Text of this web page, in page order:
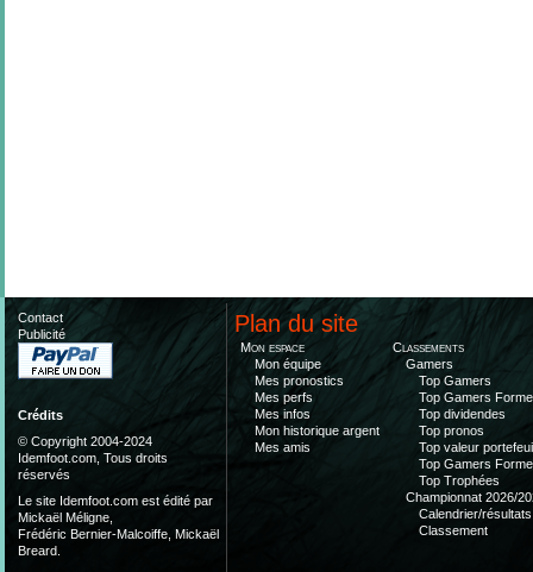
Contact
Publicité
Crédits
© Copyright 2004-2024
Idemfoot.com, Tous droits
réservés
Le site Idemfoot.com est édité par
Mickaël Méligne,
Frédéric Bernier-Malcoiffe, Mickaël
Breard.
Plan du site
Mon espace
Mon équipe
Mes pronostics
Mes perfs
Mes infos
Mon historique argent
Mes amis
Classements
Gamers
Top Gamers
Top Gamers Forme
Top dividendes
Top pronos
Top valeur
Top Gamers Forme
Top Trophées
Championnat 2026/
Calendrier/résultats
Classement